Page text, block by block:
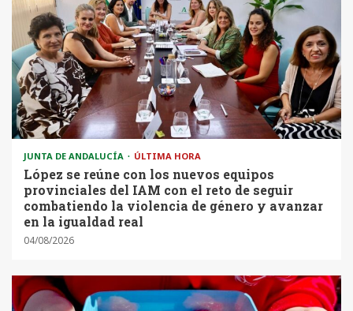
JUNTA DE ANDALUCÍA ÚLTIMA HORA
López se reúne con los nuevos equipos
provinciales del IAM con el reto de seguir
combatiendo la violencia de género y avanzar
en la igualdad real
04/08/2026